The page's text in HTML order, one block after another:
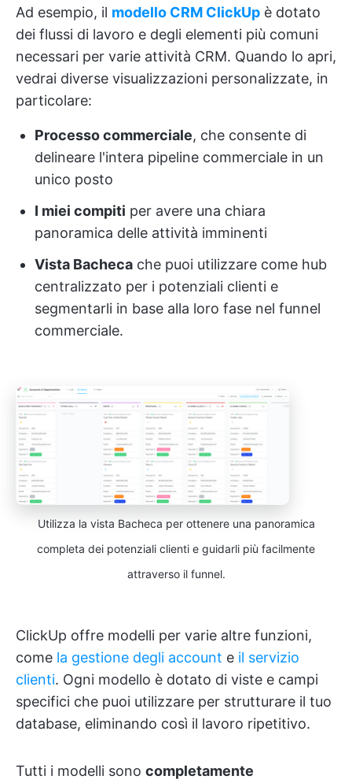
Ad esempio, il modello CRM ClickUp è dotato
dei flussi di lavoro e degli elementi più comuni
necessari per varie attività CRM. Quando lo apri,
vedrai diverse visualizzazioni personalizzate, in
particolare:
Processo commerciale, che consente di
delineare l'intera pipeline commerciale in un
unico posto
I miei compiti per avere una chiara
panoramica delle attività imminenti
Vista Bacheca che puoi utilizzare come hub
centralizzato per i potenziali clienti e
segmentarli in base alla loro fase nel funnel
commerciale.
Utilizza la vista Bacheca per ottenere una panoramica
completa dei potenziali clienti e guidarli più facilmente
attraverso il funnel.
ClickUp offre modelli per varie altre funzioni,
come la gestione degli account e il servizio
clienti. Ogni modello è dotato di viste e campi
specifici che puoi utilizzare per strutturare il tuo
database, eliminando così il lavoro ripetitivo.
Tutti i modelli sono completamente